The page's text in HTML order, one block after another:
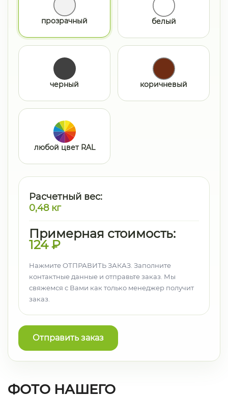
прозрачный белый
черный коричневый
любой цвет RAL
Расчетный вес:
0,48кг
Примерная стоимость:
124₽
Нажмите ОТПРАВИТЬ ЗАКАЗ. Заполните
контактные данные и отправьте заказ. Мы
свяжемся с Вами как только менеджер получит
заказ.
Отправить заказ
ФОТО НАШЕГО